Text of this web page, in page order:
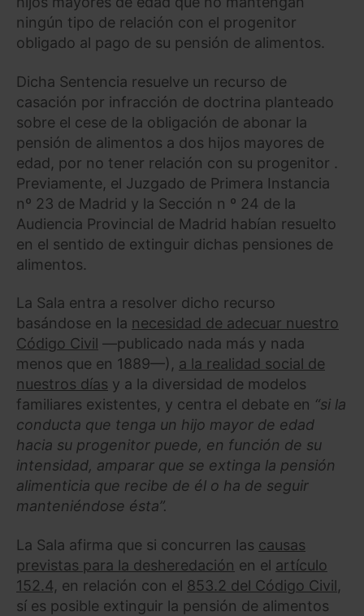
ningún tipo de relación con el progenitor
obligado al pago de su pensión de alimentos.
Dicha Sentencia resuelve un recurso de
casación por infracción de doctrina planteado
sobre el cese de la obligación de abonar la
pensión de alimentos a dos hijos mayores de
edad, por no tener relación con su progenitor .
Previamente, el Juzgado de Primera Instancia
nº 23 de Madrid y la Sección n º 24 de la
Audiencia Provincial de Madrid habían resuelto
en el sentido de extinguir dichas pensiones de
alimentos.
La Sala entra a resolver dicho recurso
basándose en la necesidad de adecuar nuestro
Código Civil —publicado nada más y nada
menos que en 1889—), a la realidad social de
nuestros días y a la diversidad de modelos
familiares existentes, y centra el debate en “si la
conducta que tenga un hijo mayor de edad
hacia su progenitor puede, en función de su
intensidad, amparar que se extinga la pensión
alimenticia que recibe de él o ha de seguir
manteniéndose ésta”.
La Sala afirma que si concurren las causas
previstas para la desheredación en el artículo
152.4, en relación con el 853.2 del Código Civil,
sí es posible extinguir la pensión de alimentos